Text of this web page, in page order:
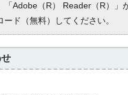
「Adobe（R） Reader（R）」
ード（無料）してください。